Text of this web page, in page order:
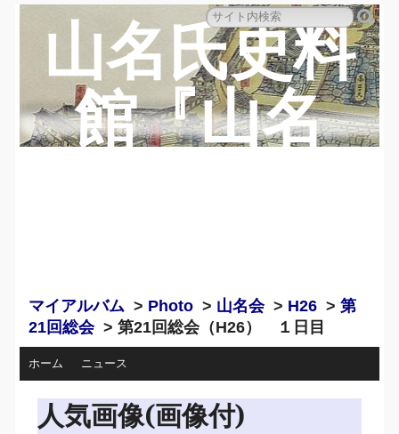
山名氏史料
館『山名
マイアルバム > Photo > 山名会> H26 >第
21回総会> 第21回総会（H26） １日目
ホーム ニュース
人気画像(画像付)